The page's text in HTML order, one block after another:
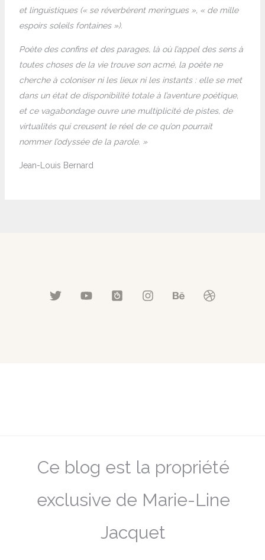
et linguistiques (« se réverbèrent meringues », « de mille
espoirs soleils fontaines »).
Poète des confins et des parages, là où l’appel des sens à
toutes choses de la vie trouve son acmé, la poète ne
cherche à coloniser ni les lieux ni les instants : elle se met
dans un état de disponibilité totale à l’aventure poétique,
et ce vagabondage ouvre une multiplicité de pistes, de
virtualités qui creusent le réel de ce qu’on pourrait
nommer l’odyssée de la parole. »
Jean-Louis Bernard
Ce blog est la propriété
exclusive de Marie-Line
Jacquet